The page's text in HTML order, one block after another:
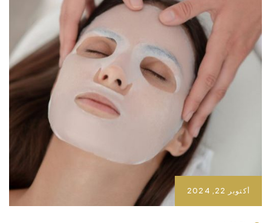
أكتوبر 22, 2024